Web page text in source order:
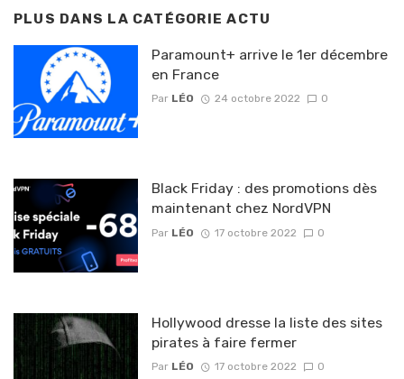
PLUS DANS LA CATÉGORIEACTU
Paramount+ arrive le 1er décembre
en France
Par LÉO 24 octobre 2022 0
Black Friday : des promotions dès
maintenant chez NordVPN
Par LÉO 17 octobre 2022 0
Hollywood dresse la liste des sites
pirates à faire fermer
Par LÉO 17 octobre 2022 0